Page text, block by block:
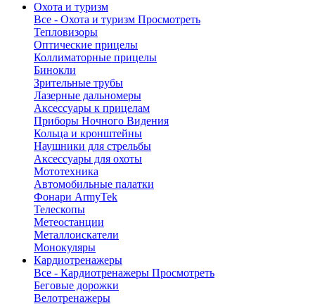
Охота и туризм
Все - Охота и туризм Просмотреть
Тепловизоры
Оптические прицелы
Коллиматорные прицелы
Бинокли
Зрительные трубы
Лазерные дальномеры
Аксессуары к прицелам
Приборы Ночного Видения
Кольца и кронштейны
Наушники для стрельбы
Аксессуары для охоты
Мототехника
Автомобильные палатки
Фонари ArmyTek
Телескопы
Метеостанции
Металлоискатели
Монокуляры
Кардиотренажеры
Все - Кардиотренажеры Просмотреть
Беговые дорожки
Велотренажеры